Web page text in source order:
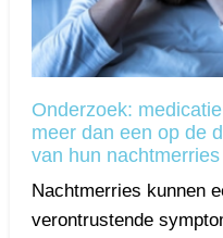
Onderzoek:
meer dan een op de
van hun
Nachtmerries kunnen
verontrustende